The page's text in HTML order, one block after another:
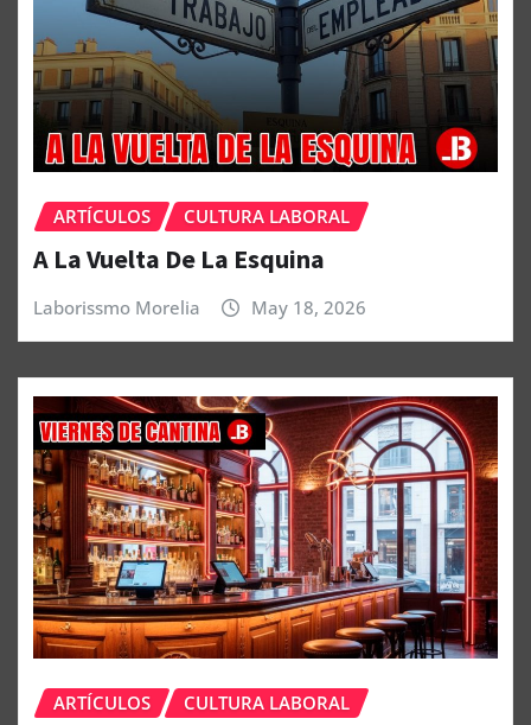
ARTÍCULOS CULTURA LABORAL
A La Vuelta De La Esquina
Laborissmo Morelia May 18, 2026
ARTÍCULOS CULTURA LABORAL